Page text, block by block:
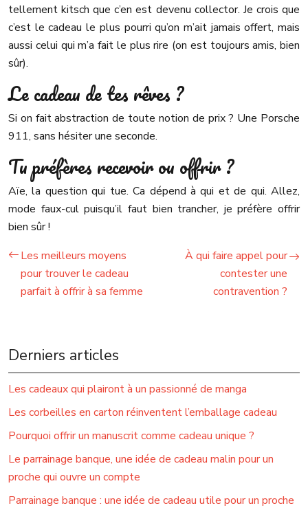
tellement kitsch que c’en est devenu collector. Je crois que
c’est le cadeau le plus pourri qu’on m’ait jamais offert, mais
aussi celui qui m’a fait le plus rire (on est toujours amis, bien
sûr).
Le cadeau de tes rêves ?
Si on fait abstraction de toute notion de prix ? Une Porsche
911, sans hésiter une seconde.
Tu préfères recevoir ou offrir ?
Aïe, la question qui tue. Ca dépend à qui et de qui. Allez,
mode faux-cul puisqu’il faut bien trancher, je préfère offrir
bien sûr !
Les meilleurs moyens
pour trouver le cadeau
parfait à offrir à sa femme
À qui faire appel pour
contester une
contravention ?
Derniers articles
Les cadeaux qui plairont à un passionné de manga
Les corbeilles en carton réinventent l’emballage cadeau
Pourquoi offrir un manuscrit comme cadeau unique ?
Le parrainage banque, une idée de cadeau malin pour un
proche qui ouvre un compte
Parrainage banque : une idée de cadeau utile pour un proche